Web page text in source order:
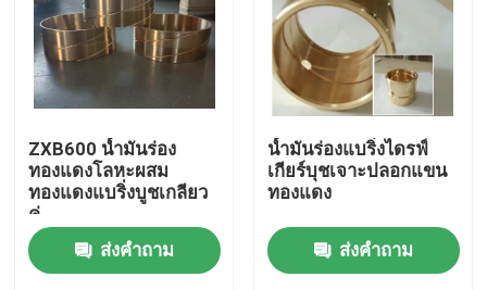
ZXB600 น้ำมันร่อง
ทองแดงโลหะผสม
ทองแดงแบริ่งบูชเกลียว
คู่
ส่งคำถาม
น้ำมันร่องแบริ่งไดรฟ์
เกียร์บุชเจาะปลอกแขน
ทองแดง
ส่งคำถาม